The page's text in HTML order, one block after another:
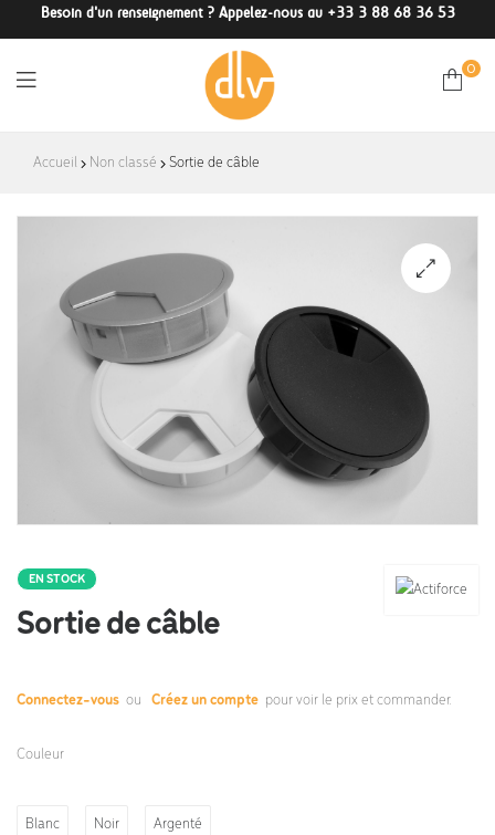
Besoin d'un renseignement ? Appelez-nous au +33 3 88 68 36 53
DLV-
0
Accueil Non classé Sortie de câble
EN STOCK
Sortie de câble
Connectez-vous ou Créez un compte pour voir le prix et commander.
Couleur
Blanc Noir Argenté